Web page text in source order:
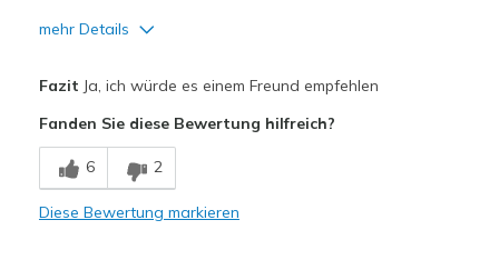
mehr Details
Geeignete Verwendung
School with uniform
Fazit Ja, ich würde es einem Freund empfehlen
Fanden Sie diese Bewertung hilfreich?
6 2
Diese Bewertung markieren